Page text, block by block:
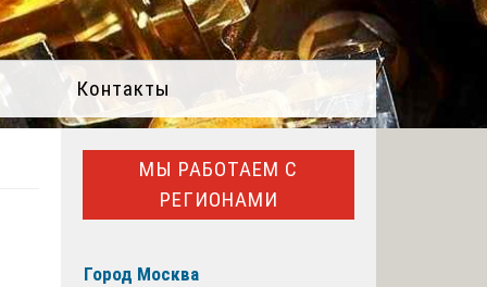
Контакты
МЫ РАБОТАЕМ С
РЕГИОНАМИ
Город Москва